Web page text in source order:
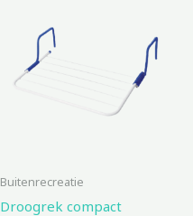
Buitenrecreatie
Droogrek compact